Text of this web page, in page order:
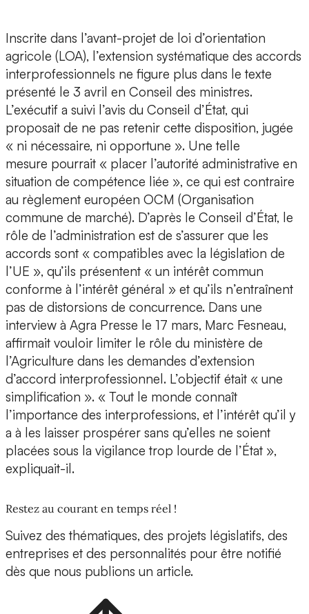
Inscrite dans l’avant-projet de loi d’orientation
agricole (LOA), l’extension systématique des accords
interprofessionnels ne figure plus dans le texte
présenté le 3 avril en Conseil des ministres.
L’exécutif a suivi l’avis du Conseil d’État, qui
proposait de ne pas retenir cette disposition, jugée
« ni nécessaire, ni opportune ». Une telle
mesure pourrait « placer l’autorité administrative en
situation de compétence liée », ce qui est contraire
au règlement européen OCM (Organisation
commune de marché). D’après le Conseil d’État, le
rôle de l’administration est de s’assurer que les
accords sont « compatibles avec la législation de
l’UE », qu’ils présentent « un intérêt commun
conforme à l’intérêt général » et qu’ils n’entraînent
pas de distorsions de concurrence. Dans une
interview à Agra Presse le 17 mars, Marc Fesneau,
affirmait vouloir limiter le rôle du ministère de
l’Agriculture dans les demandes d’extension
d’accord interprofessionnel. L’objectif était « une
simplification ». « Tout le monde connaît
l’importance des interprofessions, et l’intérêt qu’il y
a à les laisser prospérer sans qu’elles ne soient
placées sous la vigilance trop lourde de l’État »,
expliquait-il.
Restez au courant en temps réel !
Suivez des thématiques, des projets législatifs, des
entreprises et des personnalités pour être notifié
dès que nous publions un article.